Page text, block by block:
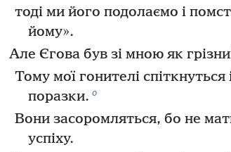
тоді ми його подолаємо і
йому».
Але Єгова був зі мною як
Тому мої гонителі спіткнуться
поразки. о
Вони засоромляться, бо не
успіху.